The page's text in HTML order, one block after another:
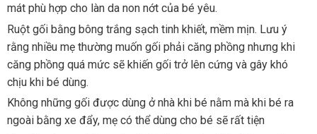
mát phù hợp cho làn da non nớt của bé yêu.
Ruột gối bằng bông trắng sạch tinh khiết, mềm mịn. Lưu ý
rằng nhiều mẹ thường muốn gối phải căng phồng nhưng khi
căng phồng quá mức sẽ khiến gối trở lên cứng và gây khó
chịu khi bé dùng.
Không những gối được dùng ở nhà khi bé nằm mà khi bé ra
ngoài bằng xe đẩy, mẹ có thể dùng cho bé sẽ rất tiện